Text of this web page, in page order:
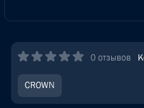
0 отзывов
CROWN